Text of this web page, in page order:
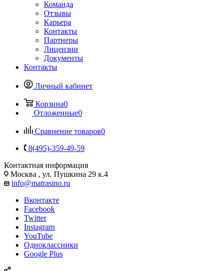
Команда
Отзывы
Карьера
Контакты
Партнеры
Лицензии
Документы
Контакты
Личный кабинет
Корзина0
Отложенные0
Сравнение товаров0
8(495)-359-49-59
Контактная информация
Москва , ул. Пушкина 29 к.4
info@matrasino.ru
Вконтакте
Facebook
Twitter
Instagram
YouTube
Одноклассники
Google Plus